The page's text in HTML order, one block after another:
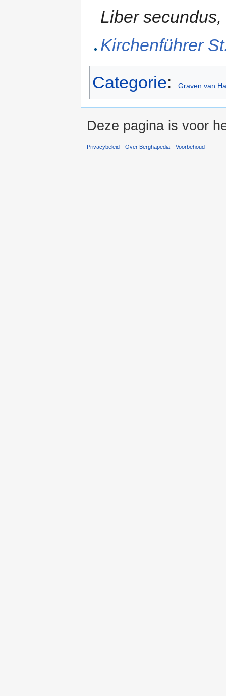
Liber
Kirchenführer
Categorie: Graven van
Deze pagina is voor
Privacybeleid Over Berghapedia Voorbehoud